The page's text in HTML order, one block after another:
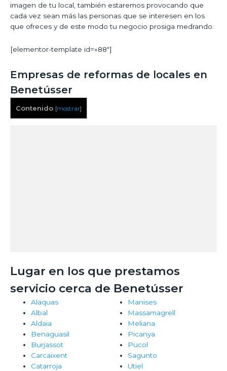
imagen de tu local, también estaremos provocando que
cada vez sean más las personas que se interesen en los
que ofreces y de este modo tu negocio prosiga medrando.
[elementor-template id=»88″]
Empresas de reformas de locales en
Benetússer
Contenido [mostrar]
Lugar en los que prestamos
servicio cerca de Benetússer
Alaquas
Albal
Aldaia
Benaguasil
Burjassot
Carcaixent
Catarroja
Manises
Massamagrell
Meliana
Picanya
Pucol
Sagunto
Utiel